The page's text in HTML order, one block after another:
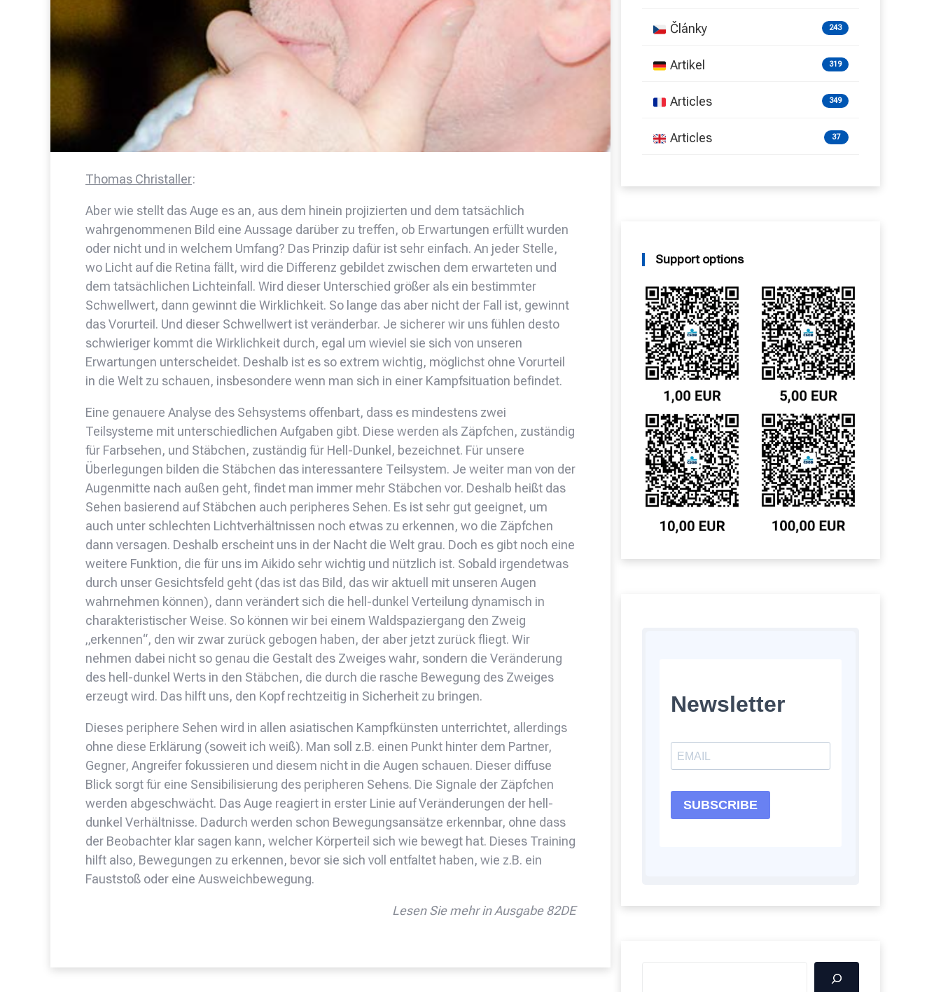
Thomas Christaller:
Aber wie stellt das Auge es an, aus dem hinein projizierten und dem tatsächlich
wahrgenommenen Bild eine Aussage darüber zu treffen, ob Erwartungen erfüllt wurden
oder nicht und in welchem Umfang? Das Prinzip dafür ist sehr einfach. An jeder Stelle,
wo Licht auf die Retina fällt, wird die Differenz gebildet zwischen dem erwarteten und
dem tatsächlichen Lichteinfall. Wird dieser Unterschied größer als ein bestimmter
Schwellwert, dann gewinnt die Wirklichkeit. So lange das aber nicht der Fall ist, gewinnt
das Vorurteil. Und dieser Schwellwert ist veränderbar. Je sicherer wir uns fühlen desto
schwieriger kommt die Wirklichkeit durch, egal um wieviel sie sich von unseren
Erwartungen unterscheidet. Deshalb ist es so extrem wichtig, möglichst ohne Vorurteil
in die Welt zu schauen, insbesondere wenn man sich in einer Kampfsituation befindet.
Eine genauere Analyse des Sehsystems offenbart, dass es mindestens zwei
Teilsysteme mit unterschiedlichen Aufgaben gibt. Diese werden als Zäpfchen, zuständig
für Farbsehen, und Stäbchen, zuständig für Hell-Dunkel, bezeichnet. Für unsere
Überlegungen bilden die Stäbchen das interessantere Teilsystem. Je weiter man von der
Augenmitte nach außen geht, findet man immer mehr Stäbchen vor. Deshalb heißt das
Sehen basierend auf Stäbchen auch peripheres Sehen. Es ist sehr gut geeignet, um
auch unter schlechten Lichtverhältnissen noch etwas zu erkennen, wo die Zäpfchen
dann versagen. Deshalb erscheint uns in der Nacht die Welt grau. Doch es gibt noch eine
weitere Funktion, die für uns im Aikido sehr wichtig und nützlich ist. Sobald irgendetwas
durch unser Gesichtsfeld geht (das ist das Bild, das wir aktuell mit unseren Augen
wahrnehmen können), dann verändert sich die hell-dunkel Verteilung dynamisch in
charakteristischer Weise. So können wir bei einem Waldspaziergang den Zweig
„erkennen“, den wir zwar zurück gebogen haben, der aber jetzt zurück fliegt. Wir
nehmen dabei nicht so genau die Gestalt des Zweiges wahr, sondern die Veränderung
des hell-dunkel Werts in den Stäbchen, die durch die rasche Bewegung des Zweiges
erzeugt wird. Das hilft uns, den Kopf rechtzeitig in Sicherheit zu bringen.
Dieses periphere Sehen wird in allen asiatischen Kampfkünsten unterrichtet, allerdings
ohne diese Erklärung (soweit ich weiß). Man soll z.B. einen Punkt hinter dem Partner,
Gegner, Angreifer fokussieren und diesem nicht in die Augen schauen. Dieser diffuse
Blick sorgt für eine Sensibilisierung des peripheren Sehens. Die Signale der Zäpfchen
werden abgeschwächt. Das Auge reagiert in erster Linie auf Veränderungen der hell-
dunkel Verhältnisse. Dadurch werden schon Bewegungsansätze erkennbar, ohne dass
der Beobachter klar sagen kann, welcher Körperteil sich wie bewegt hat. Dieses Training
hilft also, Bewegungen zu erkennen, bevor sie sich voll entfaltet haben, wie z.B. ein
Fauststoß oder eine Ausweichbewegung.
Lesen Sie mehr in Ausgabe 82DE
Články 243
Artikel 319
Articles 349
Articles 37
Support options